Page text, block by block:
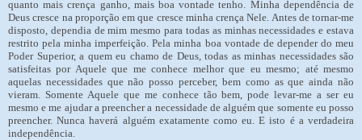
quanto mais crença ganho, mais boa vontade tenho. Minha dependência de
Deus cresce na proporção em que cresce minha crença Nele. Antes de tornar-me
disposto, dependia de mim mesmo para todas as minhas necessidades e estava
restrito pela minha imperfeição. Pela minha boa vontade de depender do meu
Poder Superior, a quem eu chamo de Deus, todas as minhas necessidades são
satisfeitas por Aquele que me conhece melhor que eu mesmo; até mesmo
aquelas necessidades que não posso perceber, bem como as que ainda não
vieram. Somente Aquele que me conhece tão bem, pode levar-me a ser eu
mesmo e me ajudar a preencher a necessidade de alguém que somente eu posso
preencher. Nunca haverá alguém exatamente como eu. E isto é a verdadeira
independência.